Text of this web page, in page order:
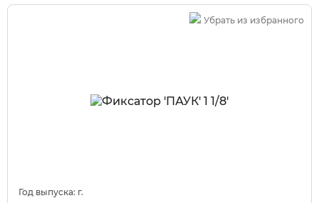
Убрать из избранного
Год выпуска: г.